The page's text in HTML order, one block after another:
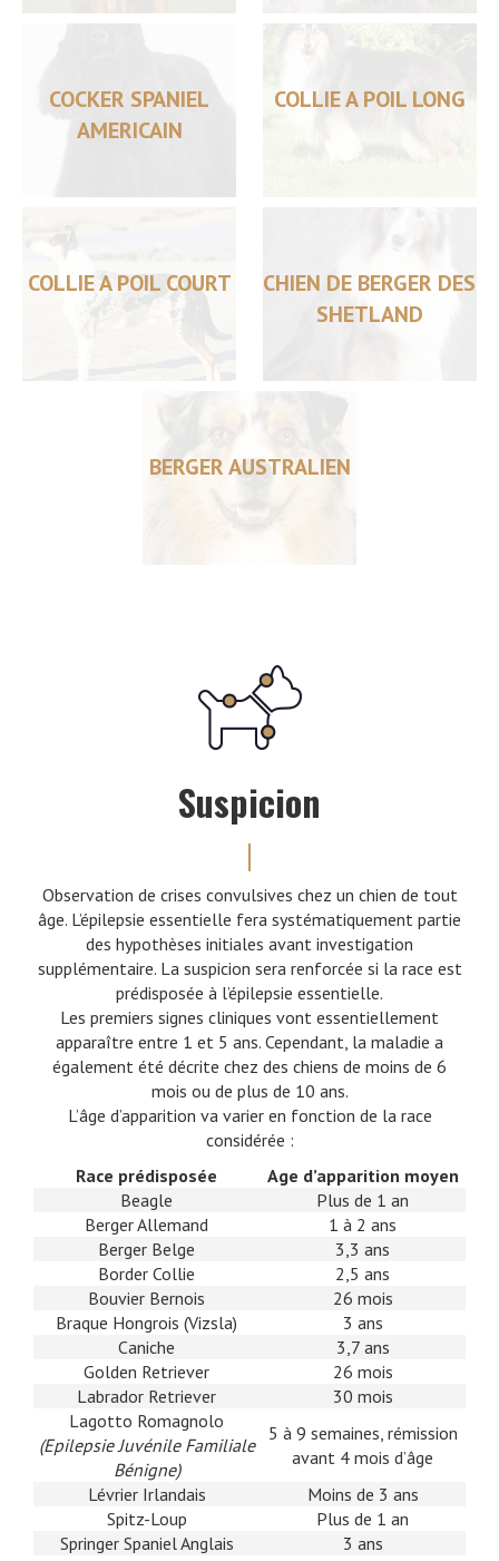
COCKER SPANIEL
AMERICAIN
COLLIE A POIL LONG
COLLIE A POIL COURT
CHIEN DE BERGER DES
SHETLAND
BERGER AUSTRALIEN
Suspicion
Observation de crises convulsives chez un chien de tout
âge. L’épilepsie essentielle fera systématiquement partie
des hypothèses initiales avant investigation
supplémentaire. La suspicion sera renforcée si la race est
prédisposée à l’épilepsie essentielle.
Les premiers signes cliniques vont essentiellement
apparaître entre 1 et 5 ans. Cependant, la maladie a
également été décrite chez des chiens de moins de 6
mois ou de plus de 10 ans.
L’âge d’apparition va varier en fonction de la race
considérée :
Race prédisposée
Age d’apparition moyen
Beagle
Plus de 1 an
Berger Allemand
1 à 2 ans
Berger Belge
3,3 ans
Border Collie
2,5 ans
Bouvier Bernois
26 mois
Braque Hongrois (Vizsla)
3 ans
Caniche
3,7 ans
Golden Retriever
26 mois
Labrador Retriever
30 mois
Lagotto Romagnolo
(Epilepsie Juvénile Familiale
Bénigne)
5 à 9 semaines, rémission
avant 4 mois d’âge
Lévrier Irlandais
Moins de 3 ans
Spitz-Loup
Plus de 1 an
Springer Spaniel Anglais
3 ans